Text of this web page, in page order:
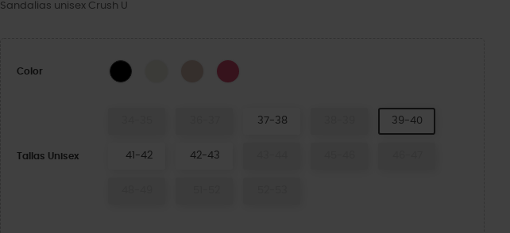
Sandalias unisex Crush U
Color Black QuartzDragon Fruit
Tallas Unisex
37-38 39-40
41-42 42-43